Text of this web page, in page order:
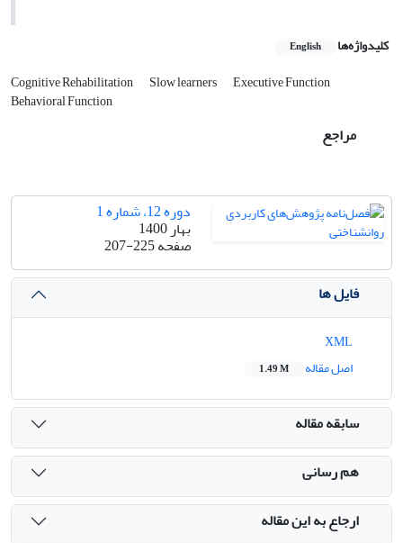
کلیدواژه‌ها English
Cognitive Rehabilitation Slow learners Executive Function
Behavioral Function
مراجع
دوره 12، شماره 1
بهار 1400
صفحه207-225
فایل ها
اصل مقاله
1.49 M
سابقه مقاله
هم رسانی
ارجاع به این مقاله